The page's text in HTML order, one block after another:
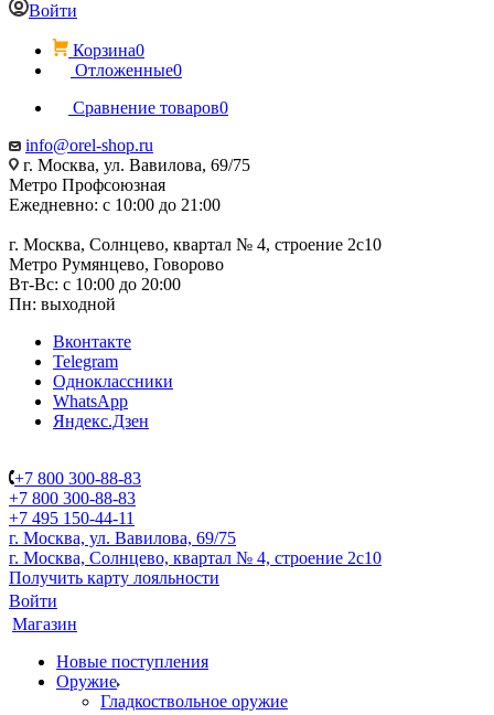
Войти
Корзина0
Отложенные0
Сравнение товаров0
info@orel-shop.ru
г. Москва, ул. Вавилова, 69/75
Метро Профсоюзная
Ежедневно: с 10:00 до 21:00
г. Москва, Солнцево, квартал № 4, строение 2с10
Метро Румянцево, Говорово
Вт-Вс: с 10:00 до 20:00
Пн: выходной
Вконтакте
Telegram
Одноклассники
WhatsApp
Яндекс.Дзен
+7 800 300-88-83
+7 800 300-88-83
+7 495 150-44-11
г. Москва, ул. Вавилова, 69/75
г. Москва, Солнцево, квартал № 4, строение 2с10
Получить карту лояльности
Войти
Магазин
Новые поступления
Оружие
Гладкоствольное оружие